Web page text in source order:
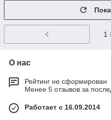
1
О нас
Рейтинг не сформирован
Менее 5 отзывов за
Работает с 16.09.2014